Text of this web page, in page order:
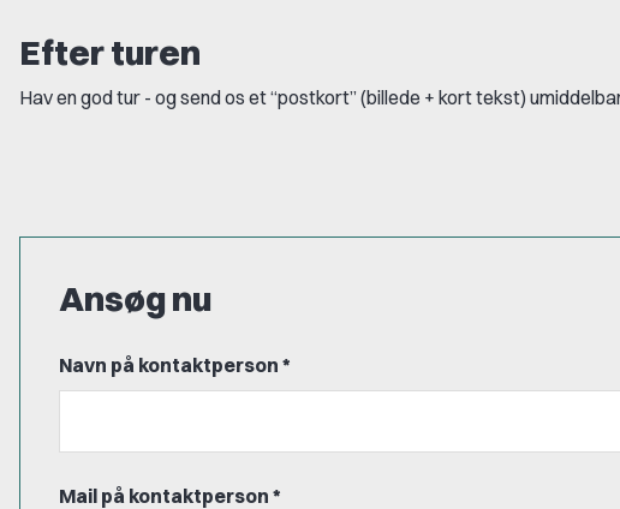
Efter turen
Hav en god tur - og send os et “postkort” (billede + kort tekst)
Ansøg nu
Navn på kontaktperson *
Mail på kontaktperson *